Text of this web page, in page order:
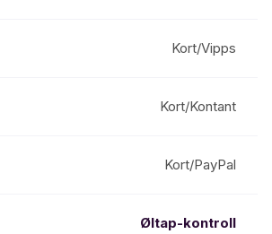
Kort/Vipps
Kort/Kontant
Kort/PayPal
Øltap-kontroll